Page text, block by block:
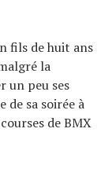
fils de huit ans
la
un peu ses
de sa soirée à
de BMX